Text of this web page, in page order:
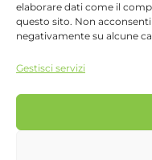
elaborare dati come il
questo sito. Non
negativamente su alcune
Gestisci servizi
FattoreMamma è
Viale Monza, 12 -